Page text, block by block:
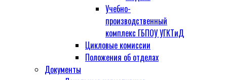
Учебно-
производственный
комплекс ГБПОУ УГКТиД
Цикловые комиссии
Положения об отделах
Документы